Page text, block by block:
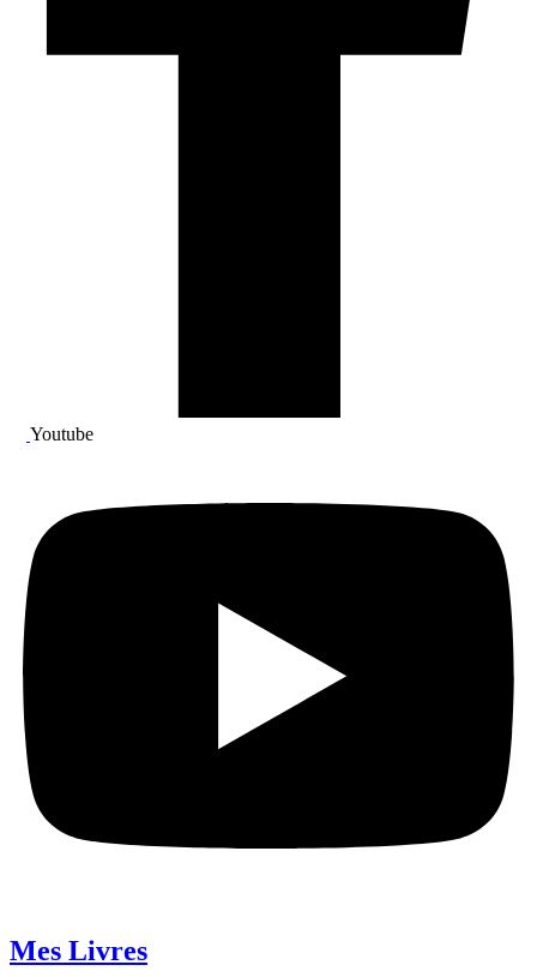
Youtube
Mes Livres